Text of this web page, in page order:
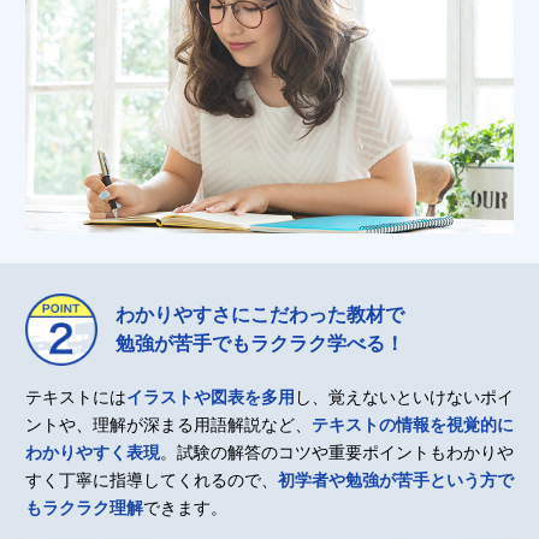
わかりやすさにこだわった教材で
勉強が苦手でもラクラク学べる！
テキストにはイラストや図表を多用 し、覚えないといけないポイ
ントや、理解が深まる用語解説など、 テキストの情報を視覚的に
わかりやすく表現。試験の解答のコツや重要ポイントもわかりや
すく丁寧に指導してくれるので、 初学者や勉強が苦手という方で
もラクラク理解できます。